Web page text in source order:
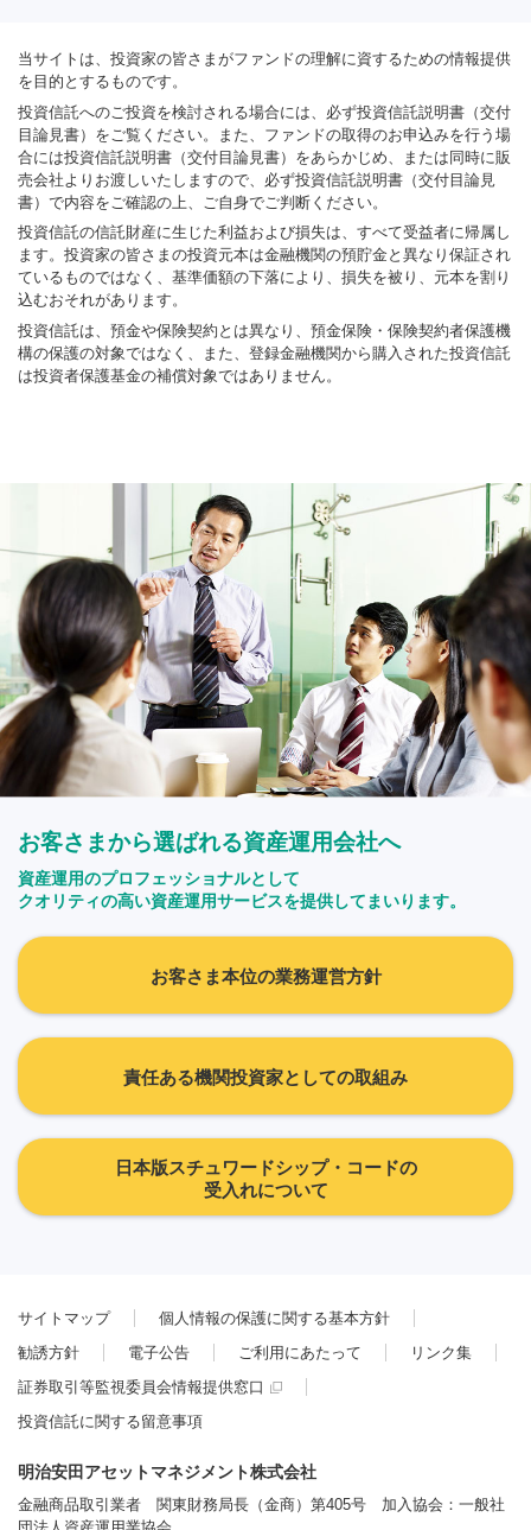
当サイトは、投資家の皆さまがファンドの理解に資するための情報提供
を目的とするものです。
投資信託へのご投資を検討される場合には、必ず投資信託説明書（交付
目論見書）をご覧ください。また、ファンドの取得のお申込みを行う場
合には投資信託説明書（交付目論見書）をあらかじめ、または同時に販
売会社よりお渡しいたしますので、必ず投資信託説明書（交付目論見
書）で内容をご確認の上、ご自身でご判断ください。
投資信託の信託財産に生じた利益および損失は、すべて受益者に帰属し
ます。投資家の皆さまの投資元本は金融機関の預貯金と異なり保証され
ているものではなく、基準価額の下落により、損失を被り、元本を割り
込むおそれがあります。
投資信託は、預金や保険契約とは異なり、預金保険・保険契約者保護機
構の保護の対象ではなく、また、登録金融機関から購入された投資信託
は投資者保護基金の補償対象ではありません。
お客さまから選ばれる資産運用会社へ
資産運用のプロフェッショナルとして
クオリティの高い資産運用サービスを提供してまいります。
お客さま本位の業務運営方針
責任ある機関投資家としての取組み
日本版スチュワードシップ・コードの
受入れについて
サイトマップ
個人情報の保護に関する基本方針
勧誘方針
電子公告 ご利用にあたって
リンク集
証券取引等監視委員会情報提供窓口
投資信託に関する留意事項
明治安田アセットマネジメント株式会社
金融商品取引業者 関東財務局長（金商）第405号 加入協会：一般社